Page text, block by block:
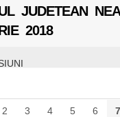
JUDETEAN
2018
2 3 4 5 6 7